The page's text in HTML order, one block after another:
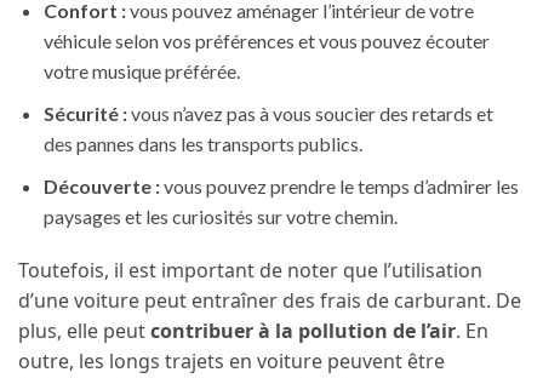
Confort :vous pouvez aménager l’intérieur de votre
véhicule selon vos préférences et vous pouvez écouter
votre musique préférée.
Sécurité :vous n’avez pas à vous soucier des retards et
des pannes dans les transports publics.
Découverte :vous pouvez prendre le temps d’admirer les
paysages et les curiosités sur votre chemin.
Toutefois, il est important de noter que l’utilisation
d’une voiture peut entraîner des frais de carburant. De
plus, elle peutcontribuer à la pollution de l’air. En
outre, les longs trajets en voiture peuvent être